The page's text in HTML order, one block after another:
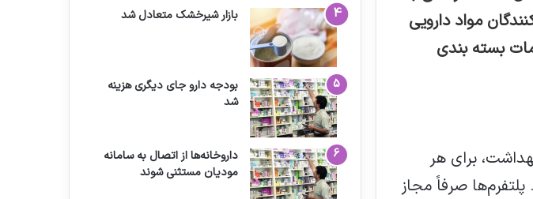
مواد دارویی
بسته بندی
برای هر
صرفاً مجاز
بازار شیرخشک متعادل شد
بودجه دارو جای دیگری هزینه
شد
داروخانه‌ها از اتصال به سامانه
مودیان مستثنی شوند